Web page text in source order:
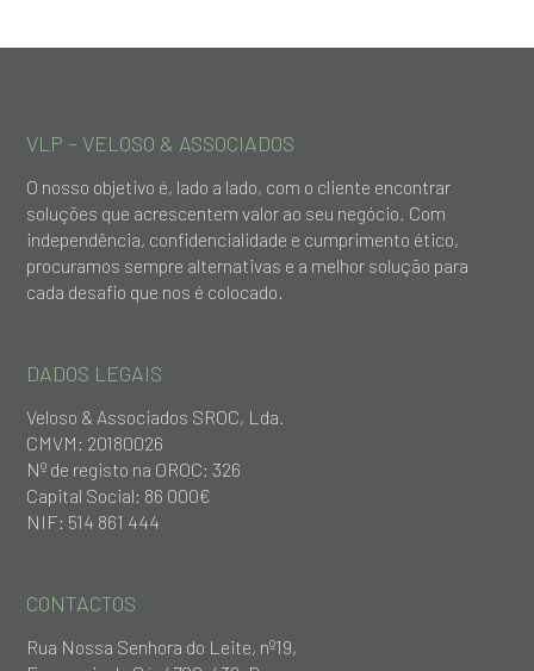
VLP – VELOSO & ASSOCIADOS
O nosso objetivo é, lado a lado, com o cliente encontrar
soluções que acrescentem valor ao seu negócio. Com
independência, confidencialidade e cumprimento ético,
procuramos sempre alternativas e a melhor solução para
cada desafio que nos é colocado.
DADOS LEGAIS
Veloso & Associados SROC, Lda.
CMVM: 20180026
Nº de registo na OROC: 326
Capital Social: 86 000€
NIF: 514 861 444
CONTACTOS
Rua Nossa Senhora do Leite, nº19,